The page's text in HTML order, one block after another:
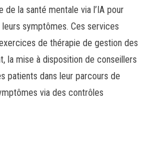
de la santé mentale via l’IA pour
symptômes. Ces services
de thérapie de gestion des
la mise à disposition de conseillers
patients dans leur parcours de
via des contrôles